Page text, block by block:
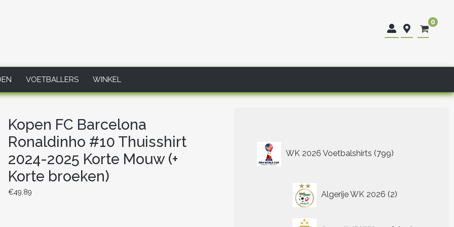
0
VOETBALLERS WINKEL
Kopen FC Barcelona
Ronaldinho #10 Thuisshirt
2024-2025 Korte Mouw (+
Korte broeken)
€49.89
WK 2026 Voetbalshirts 799
producten
Algerije WK 2026 2
producten